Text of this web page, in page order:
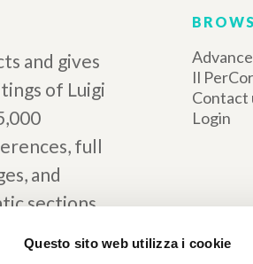
Questo sito web utilizza i cookie
and gives
of Luigi
full
and
sections.
Il
Contact
Login